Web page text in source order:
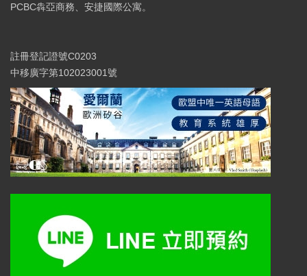
PCBC犇亞商務、安捷國際公寓。
註冊登記證號C0203
中移廣字第102023001號